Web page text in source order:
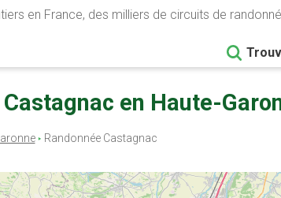
en France, des milliers de circuits de
en Haute-
Randonnée Castagnac